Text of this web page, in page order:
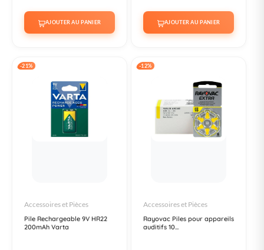
AJOUTER AU PANIER AJOUTER AU PANIER
-21%
Accessoires et Pièces
Pile Rechargeable 9V HR22
200mAh Varta
-12%
Accessoires et Pièces
Rayovac Piles pour appareils
auditifs 10...